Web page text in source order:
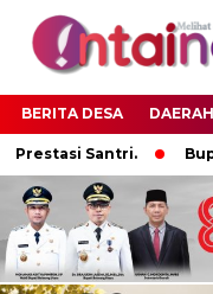
BERITA DESA DAERAH
Santri. Bupati